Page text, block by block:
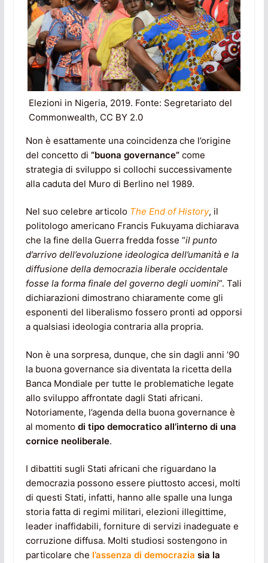
Elezioni in Nigeria, 2019. Fonte: Segretariato del
Commonwealth, CC BY 2.0
Non è esattamente una coincidenza che l’origine
del concetto di “buona governance”come
strategia di sviluppo si collochi successivamente
alla caduta del Muro di Berlino nel 1989.
Nel suo celebre articolo The End of History, il
politologo americano Francis Fukuyama dichiarava
che la fine della Guerra fredda fosse “il punto
d’arrivo dell’evoluzione ideologica dell’umanità e la
diffusione della democrazia liberale occidentale
fosse la forma finale del governo degli uomini”. Tali
dichiarazioni dimostrano chiaramente come gli
esponenti del liberalismo fossero pronti ad opporsi
a qualsiasi ideologia contraria alla propria.
Non è una sorpresa, dunque, che sin dagli anni ’90
la buona governance sia diventata la ricetta della
Banca Mondiale per tutte le problematiche legate
allo sviluppo affrontate dagli Stati africani.
Notoriamente, l’agenda della buona governance è
al momento di tipo democratico all’interno di una
cornice neoliberale.
I dibattiti sugli Stati africani che riguardano la
democrazia possono essere piuttosto accesi, molti
di questi Stati, infatti, hanno alle spalle una lunga
storia fatta di regimi militari, elezioni illegittime,
leader inaffidabili, forniture di servizi inadeguate e
corruzione diffusa. Molti studiosi sostengono in
particolare che l’assenza di democrazia sia la